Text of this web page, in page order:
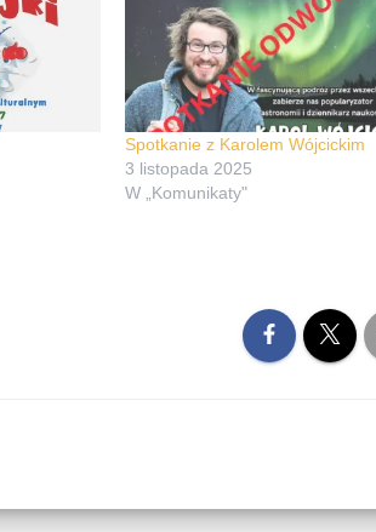
Spotkanie z Karolem Wójcickim
3 listopada 2025
W „Komunikaty"